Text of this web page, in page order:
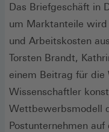
Das Briefgeschäft in
um Marktanteile
und Arbeitskosten
Torsten Brandt,
einem Beitrag für die
Wissenschaftler
Wettbewerbsmodell
Postunternehmen